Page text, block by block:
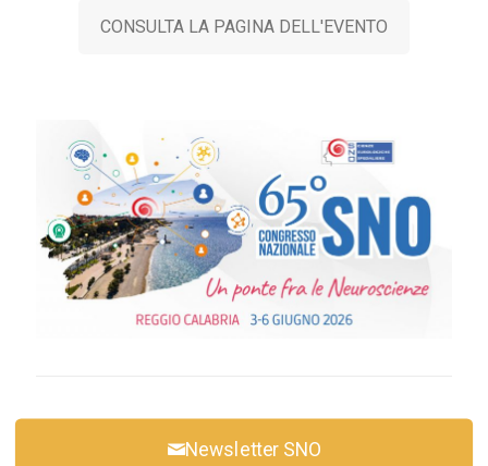
CONSULTA LA PAGINA DELL'EVENTO
Newsletter SNO